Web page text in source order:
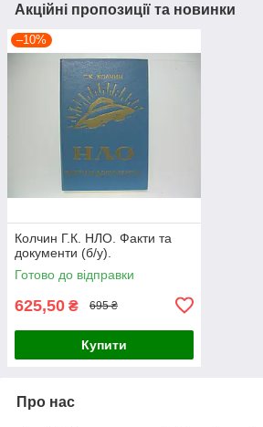
Акційні пропозиції та новинки
–10%
Колчин Г.К. НЛО. Факти та
документи (б/у).
Готово до відправки
625,50 ₴ 695 ₴
Купити
Про нас